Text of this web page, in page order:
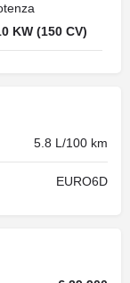
KW (150 CV)
5.8 L/100 km
EURO6D